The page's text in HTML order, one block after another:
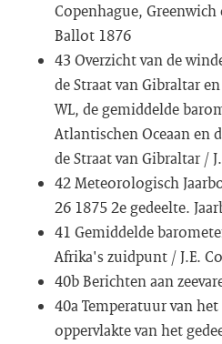
Copenhague, Greenwich
Ballot 1876
43 Overzicht van de
de Straat van Gibraltar
WL, de gemiddelde
Atlantischen Oceaan en
de Straat van Gibraltar /
42 Meteorologisch
26 1875 2e gedeelte.
41 Gemiddelde
Afrika's zuidpunt / J.E.
40b Berichten aan
40a Temperatuur van het
oppervlakte van het